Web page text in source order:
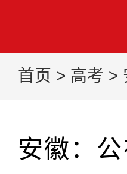
首页 > 高考 >
安徽：